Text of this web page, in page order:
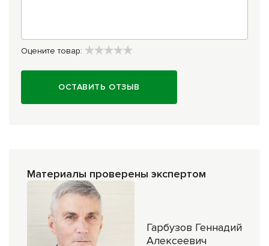
Оцените товар:
ОСТАВИТЬ ОТЗЫВ
Материалы проверены экспертом
Гарбузов Геннадий
Алексеевич